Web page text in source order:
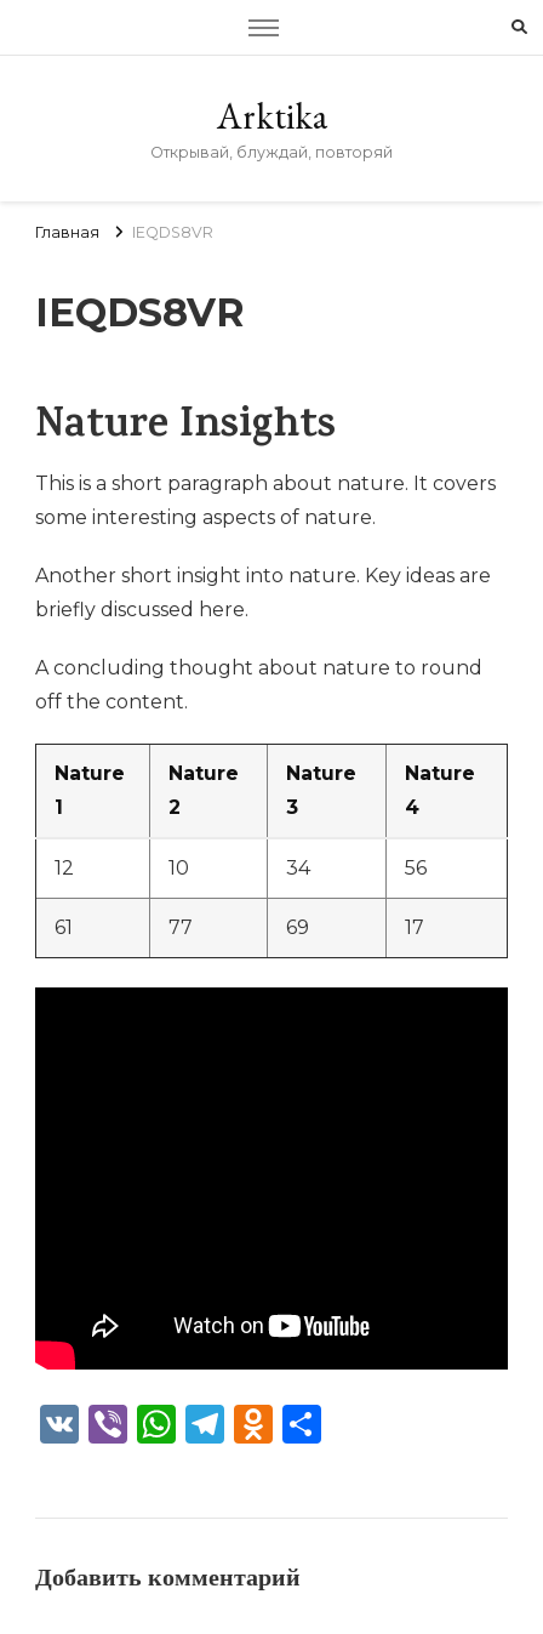
Arktika
Открывай, блуждай, повторяй
Главная IEQDS8VR
IEQDS8VR
Nature Insights
This is a short paragraph about nature. It covers
some interesting aspects of nature.
Another short insight into nature. Key ideas are
briefly discussed here.
A concluding thought about nature to round
off the content.
Nature
1
Nature
2
Nature
3
Nature
4
12 10 34 56
61 77 69 17
VK ViberWhatsApp
Telegram
Odnoklassniki
Добавить комментарий